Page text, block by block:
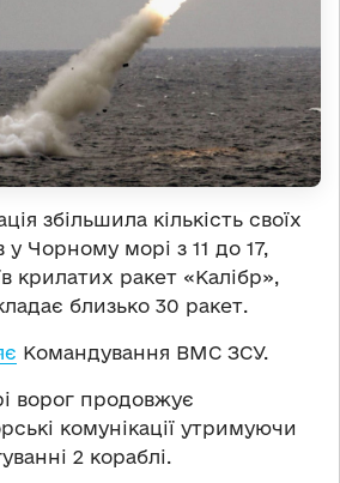
збільшила кількість своїх
у Чорному морі з 11 до 17,
крилатих ракет «Калібр»,
близько 30 ракет.
Командування ВМС ЗСУ.
ворог продовжує
комунікації утримуючи
2 кораблі.